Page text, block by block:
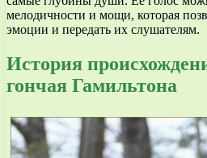
мелодичности и мощи, которая
эмоции и передать их слушателям.
История
гончая Гамильтона